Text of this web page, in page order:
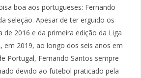
boa aos portugueses: Fernando
seleção. Apesar de ter erguido os
de 2016 e da primeira edição da Liga
em 2019, ao longo dos seis anos em
Portugal, Fernando Santos sempre
devido ao futebol praticado pela